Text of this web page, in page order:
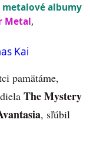
metalové albumy
Metal,
Kai
pamätáme,
The Mystery
, sľúbil